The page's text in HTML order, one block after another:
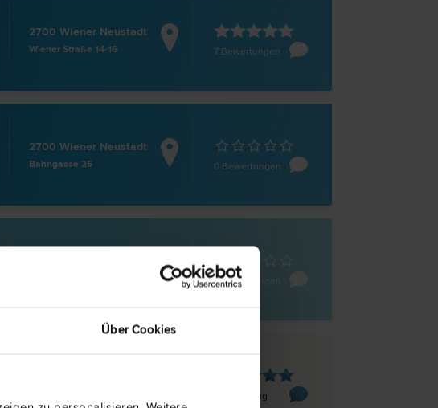
Über Cookies
2700 Wiener Neustadt
Wiener Straße 14-16 7 Bewertungen
2700 Wiener Neustadt
Bahngasse 25 0 Bewertungen
0 Bewertungen
1 Bewertung